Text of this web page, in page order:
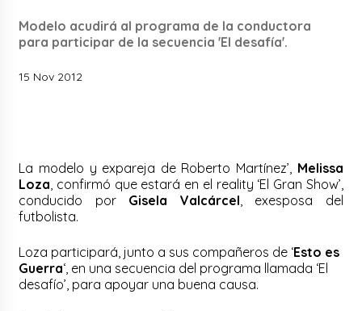
Modelo acudirá al programa de la conductora
para participar de la secuencia 'El desafía'.
15 Nov 2012
La modelo y expareja de Roberto Martínez’, Melissa
Loza, confirmó que estará en el reality ‘El Gran Show’,
conducido porGisela Valcárcel, exesposa del
futbolista.
Loza participará, junto a sus compañeros de ‘Esto es
Guerra‘, en una secuencia del programa llamada ‘El
desafío’, para apoyar una buena causa.